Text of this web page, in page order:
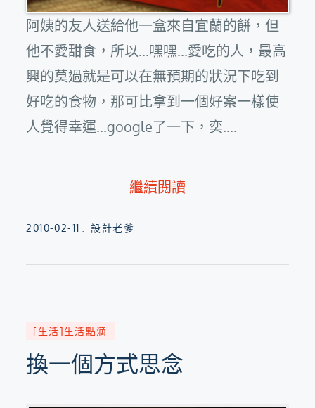
阿姨的友人送給他一盒來自宜蘭的餅，但
他不愛甜食，所以...嘿嘿...愛吃的人，最高
興的莫過就是可以在無預期的狀況下吃到
好吃的食物，那可比拿到一個好案一樣使
人覺得幸運...google了一下，奕....
繼續閱讀
Posted
2010-02-11 設計老爹
[生活]生活點滴
換一個方式思念